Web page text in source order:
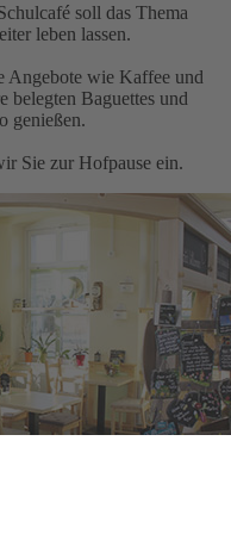
soll das Thema
leben lassen.
Angebote wie Kaffee und
belegten Baguettes und
genießen.
Sie zur Hofpause ein.